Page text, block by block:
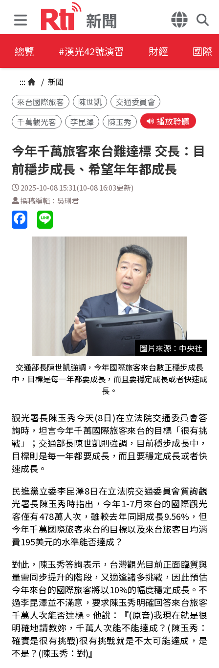
新聞
總覽 #漢光42號演習 財經 國際
::: / 新聞
來台國際旅客
陳世凱
交通委員會
千萬觀光客
李昆澤 陳玉秀 播放聆聽
今年千萬旅客來台難達標 交長：目
前穩步成長、希望年年都成長
2025-10-08 15:31(10-08 16:03更新)
撰稿編輯：吳琍君
圖片來源：中央社
交通部長陳世凱強調，今年國際旅客來台數正穩步成長
中，目標是每一年都要成長，而且要穩定成長或者快速成
長。
觀光署長陳玉秀今天(8日)在立法院交通委員會答
詢時，坦言今年千萬國際旅客來台的目標「很有挑
戰」；交通部長陳世凱則強調，目前穩步成長中，
目標則是每一年都要成長，而且要穩定成長或者快
速成長。
民進黨立委李昆澤8日在立法院交通委員會質詢觀
光署長陳玉秀時指出，今年1-7月來台的國際觀光
客僅有478萬人次，雖較去年同期成長9.56% ，但
今年千萬國際旅客來台的目標以及來台旅客日均消
費195美元的水準能否達成？
對此，陳玉秀答詢表示，台灣觀光目前正面臨質與
量需同步提升的階段，又適逢諸多挑戰，因此預估
今年來台的國際旅客將以10%的幅度穩定成長。不
過李昆澤並不滿意，要求陳玉秀明確回答來台旅客
千萬人次能否達標。他說：『(原音)我現在就是很
明確地請教妳，千萬人次能不能達成？ (陳玉秀：
確實是很有挑戰)很有挑戰就是不太可能達成，是
不是？ (陳玉秀：對)』